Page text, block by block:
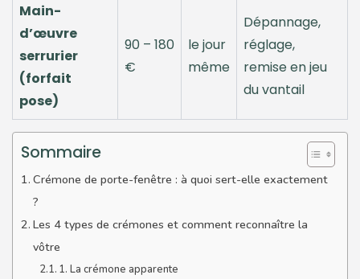
Main-
d’œuvre
serrurier
(forfait
pose)
90 – 180
€
le jour
même
Dépannage,
réglage,
remise en jeu
du vantail
Sommaire
Crémone de porte-fenêtre : à quoi sert-elle exactement
?
Les 4 types de crémones et comment reconnaître la
vôtre
1. La crémone apparente